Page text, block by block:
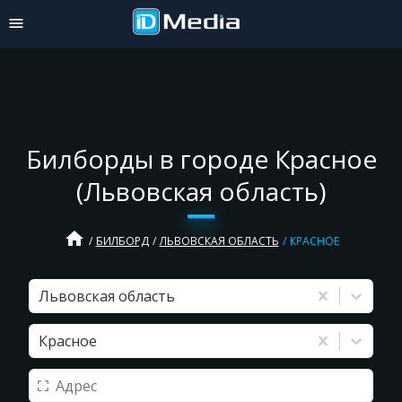
Билборды в городе Красное
(Львовская область)
home БИЛБОРД ЛЬВОВСКАЯ ОБЛАСТЬ КРАСНОЕ
Львовская область
Красное